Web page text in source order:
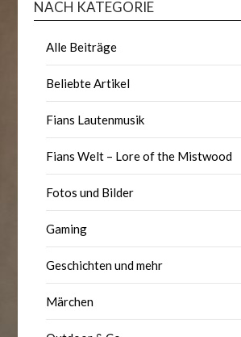
NACH KATEGORIE
Alle Beiträge
Beliebte Artikel
Fians Lautenmusik
Fians Welt – Lore of the Mistwood
Fotos und Bilder
Gaming
Geschichten und mehr
Märchen